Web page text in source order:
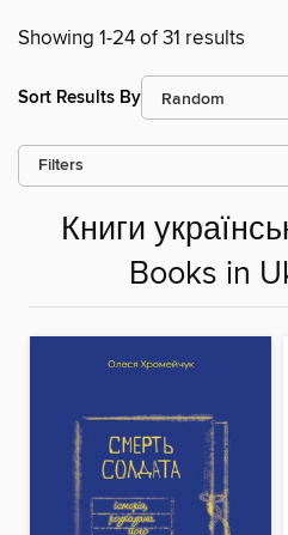
Showing 1-24 of 31 results
Sort Results By
Filters
Книги
Books in